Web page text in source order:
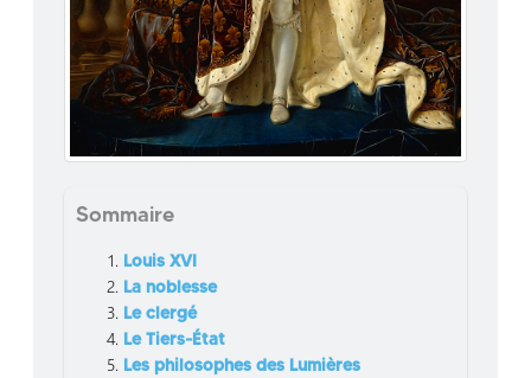
Sommaire
Louis XVI
La noblesse
Le clergé
Le Tiers-État
Les philosophes des Lumières